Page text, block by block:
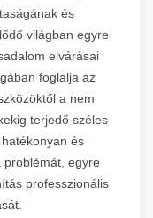
és
világban egyre
elvárásai
foglalja az
a nem
terjedő széles
és
problémát, egyre
professzionális